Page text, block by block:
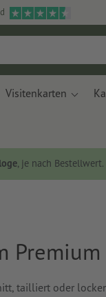
Visitenkarten
, je nach Bestellwert.
Premium
tailliert oder